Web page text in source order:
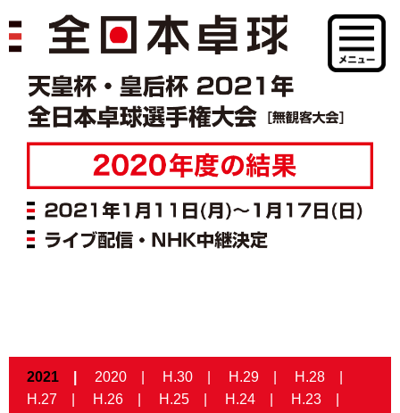
2021 2020 H.30 H.29
H.28
H.27
H.26 H.25 H.24 H.23